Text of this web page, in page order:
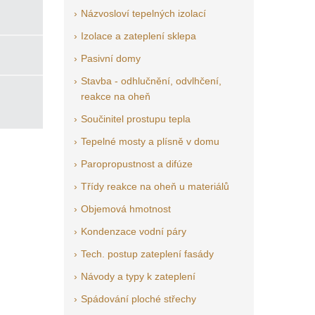
Názvosloví tepelných izolací
Izolace a zateplení sklepa
Pasivní domy
Stavba - odhlučnění, odvlhčení,
reakce na oheň
Součinitel prostupu tepla
Tepelné mosty a plísně v domu
Paropropustnost a difúze
Třídy reakce na oheň u materiálů
Objemová hmotnost
Kondenzace vodní páry
Tech. postup zateplení fasády
Návody a typy k zateplení
Spádování ploché střechy